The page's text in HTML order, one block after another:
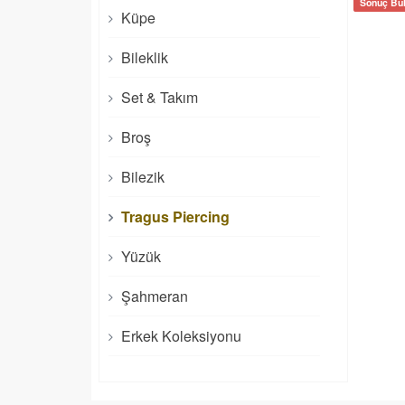
Küpe
Bileklik
Set & Takım
Broş
Bilezik
Tragus Piercing
Yüzük
Şahmeran
Erkek Koleksiyonu